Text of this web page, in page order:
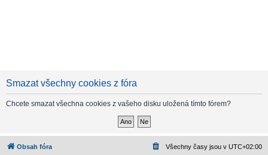
Smazat všechny cookies z fóra
Chcete smazat všechna cookies z vašeho disku uložená tímto fórem?
Obsah fóra Všechny časy jsou v UTC+02:00